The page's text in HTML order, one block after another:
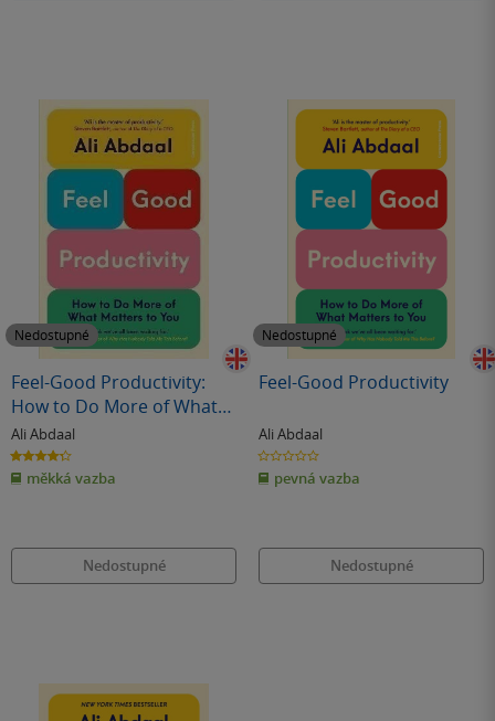
Nedostupné
Feel-Good Productivity:
How to Do More of What
Matters to You
Ali Abdaal
4.3
z
5
hvězdiček
měkká vazba
Nedostupné
Nedostupné
Feel-Good Productivity
Ali Abdaal
0.0
z
5
hvězdiček
pevná vazba
Nedostupné